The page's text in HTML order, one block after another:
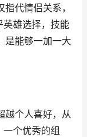
代情侣关系，
英雄选择，技能
是能够一加一大
越个人喜好，从
个优秀的组